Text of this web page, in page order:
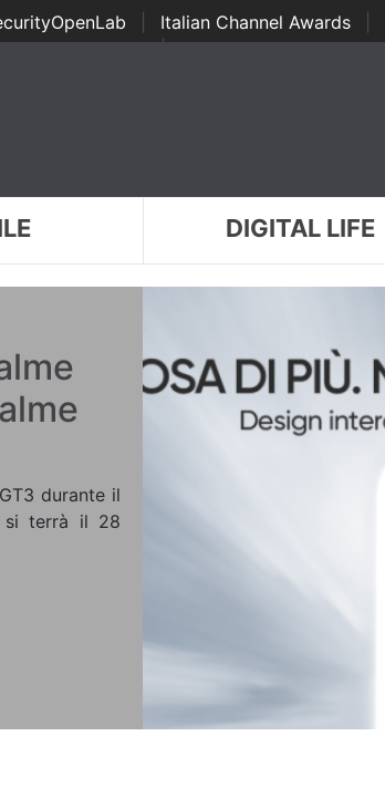
Italian Channel Awards
Awards | ...
DIGITAL LIFE
durante il
si terrà il 28